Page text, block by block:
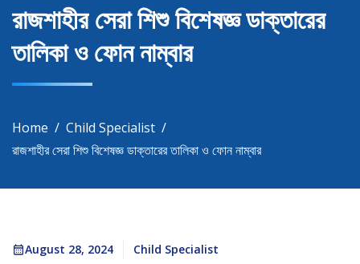
রাজশাহীর সেরা শিশু বিশেষজ্ঞ ডাক্তারের
তালিকা ও ফোন নাম্বার
Home
Child Specialist
রাজশাহীর সেরা শিশু বিশেষজ্ঞ ডাক্তারের তালিকা ও ফোন নাম্বার
August 28, 2024 Child Specialist